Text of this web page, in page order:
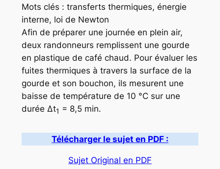
Mots clés : transferts thermiques, énergie
interne, loi de Newton
Afin de préparer une journée en plein air,
deux randonneurs remplissent une gourde
en plastique de café chaud. Pour évaluer les
fuites thermiques à travers la surface de la
gourde et son bouchon, ils mesurent une
baisse de température de 10 °C sur une
durée Δt1 = 8,5 min.
Télécharger le sujet en PDF :
Sujet Original en PDF